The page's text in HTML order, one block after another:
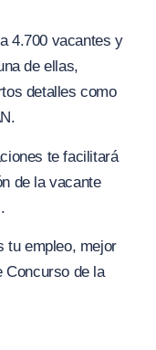
4.700 vacantes y
de ellas,
detalles como
te facilitará
de la vacante
tu empleo, mejor
Concurso de la